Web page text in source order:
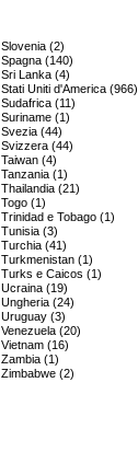
Slovenia (2)
Spagna (140)
Sri Lanka (4)
Stati Uniti d'America (966)
Sudafrica (11)
Suriname (1)
Svezia (44)
Svizzera (44)
Taiwan (4)
Tanzania (1)
Thailandia (21)
Togo (1)
Trinidad e Tobago (1)
Tunisia (3)
Turchia (41)
Turkmenistan (1)
Turks e Caicos (1)
Ucraina (19)
Ungheria (24)
Uruguay (3)
Venezuela (20)
Vietnam (16)
Zambia (1)
Zimbabwe (2)